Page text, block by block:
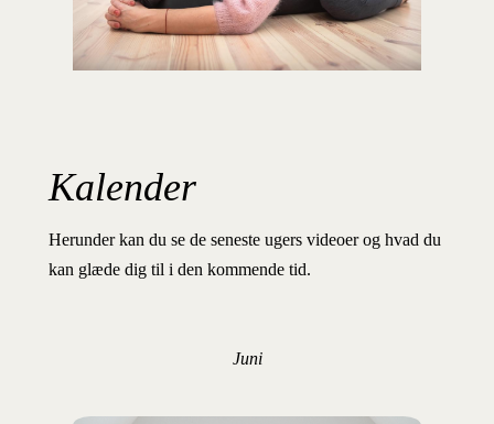
Kalender
Herunder kan du se de seneste ugers videoer og hvad du
kan glæde dig til i den kommende tid.
Juni